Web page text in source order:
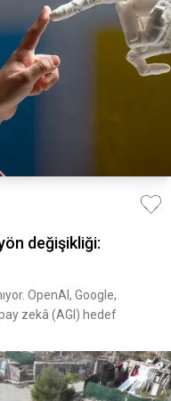
değişikliği:
OpenAI, Google,
zekâ (AGI) hedef